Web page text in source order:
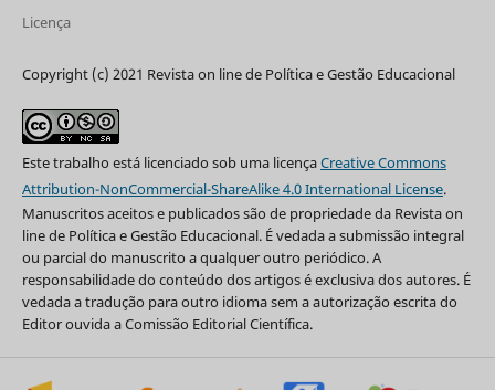
Licença
Copyright (c) 2021 Revista on line de Política e Gestão Educacional
Este trabalho está licenciado sob uma licençaCreative Commons
Attribution-NonCommercial-ShareAlike 4.0 International License.
Manuscritos aceitos e publicados são de propriedade da Revista on
line de Política e Gestão Educacional. É vedada a submissão integral
ou parcial do manuscrito a qualquer outro periódico. A
responsabilidade do conteúdo dos artigos é exclusiva dos autores. É
vedada a tradução para outro idioma sem a autorização escrita do
Editor ouvida a Comissão Editorial Científica.